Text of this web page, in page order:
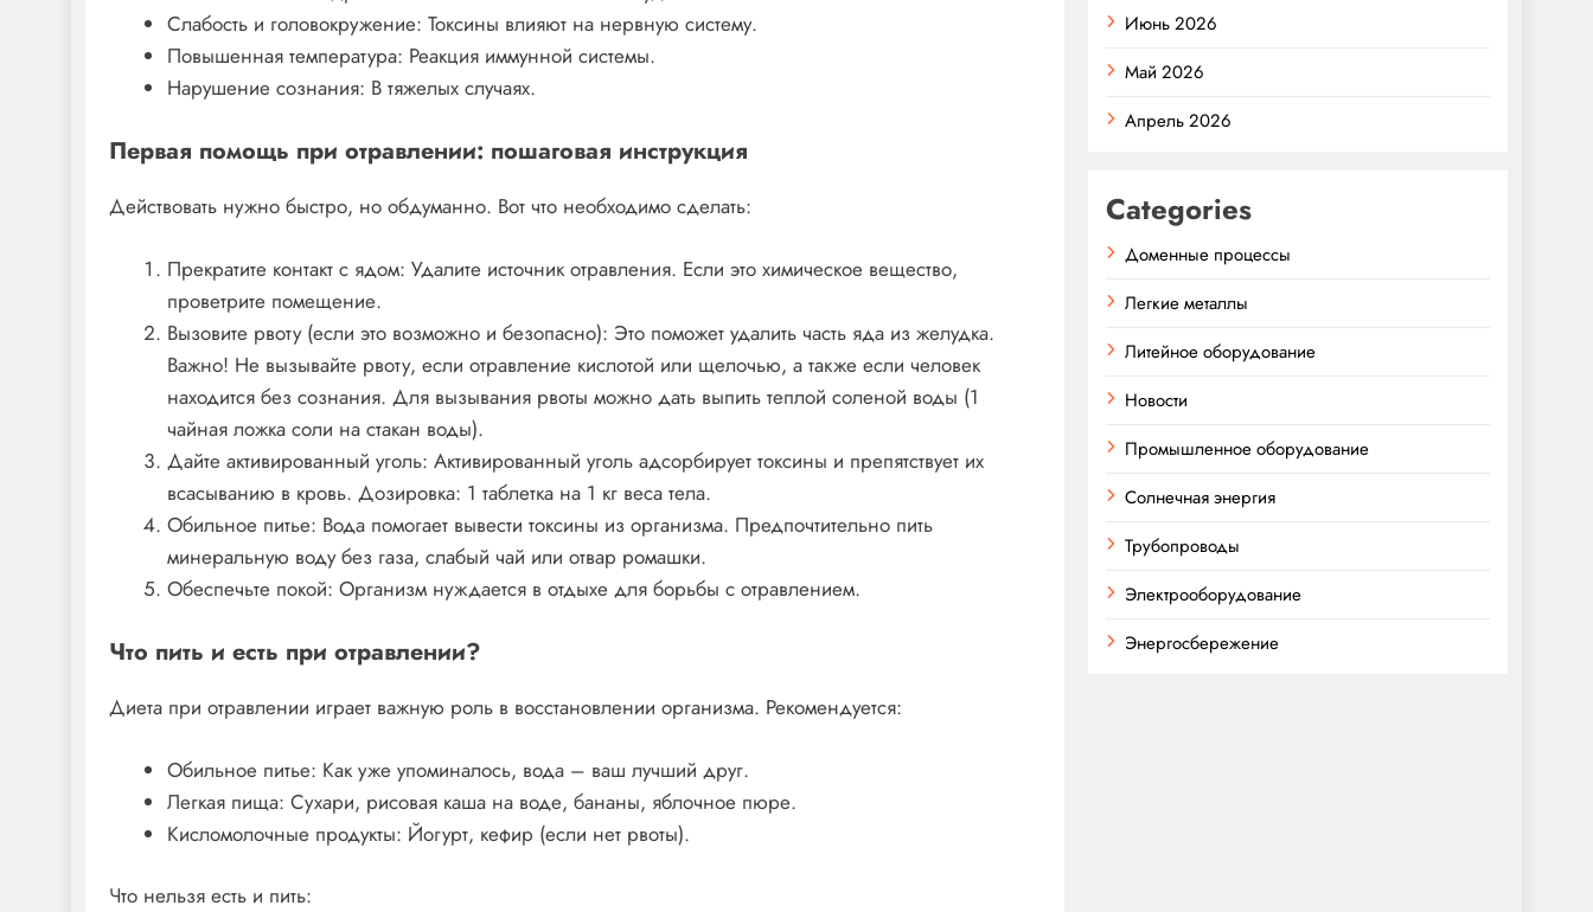
Слабость и головокружение: Токсины влияют на нервную систему.
Повышенная температура: Реакция иммунной системы.
Нарушение сознания: В тяжелых случаях.
Первая помощь при отравлении: пошаговая инструкция
Действовать нужно быстро, но обдуманно. Вот что необходимо сделать:
Прекратите контакт с ядом: Удалите источник отравления. Если это химическое вещество,
проветрите помещение.
Вызовите рвоту (если это возможно и безопасно): Это поможет удалить часть яда из желудка.
Важно! Не вызывайте рвоту, если отравление кислотой или щелочью, а также если человек
находится без сознания. Для вызывания рвоты можно дать выпить теплой соленой воды (1
чайная ложка соли на стакан воды).
Дайте активированный уголь: Активированный уголь адсорбирует токсины и препятствует их
всасыванию в кровь. Дозировка: 1 таблетка на 1 кг веса тела.
Обильное питье: Вода помогает вывести токсины из организма. Предпочтительно пить
минеральную воду без газа, слабый чай или отвар ромашки.
Обеспечьте покой: Организм нуждается в отдыхе для борьбы с отравлением.
Что пить и есть при отравлении?
Диета при отравлении играет важную роль в восстановлении организма. Рекомендуется:
Обильное питье: Как уже упоминалось, вода – ваш лучший друг.
Легкая пища: Сухари, рисовая каша на воде, бананы, яблочное пюре.
Кисломолочные продукты: Йогурт, кефир (если нет рвоты).
Что нельзя есть и пить:
Июнь 2026
Май 2026
Апрель 2026
Categories
Доменные процессы
Легкие металлы
Литейное оборудование
Новости
Промышленное оборудование
Солнечная энергия
Трубопроводы
Электрооборудование
Энергосбережение